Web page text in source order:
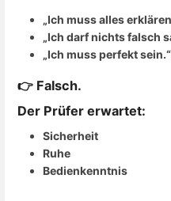
„Ich muss alles
„Ich darf nichts falsch
„Ich muss perfekt sein.“
👉 Falsch.
Der Prüfer erwartet:
Sicherheit
Ruhe
Bedienkenntnis